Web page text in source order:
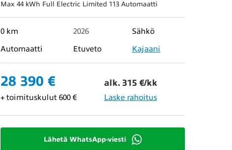
Max 44 kWh Full Electric Limited 113 Automaatti
0 km 2026
Sähkö
Automaatti
Etuveto Kajaani
28 390 € alk. 315 €/kk
+ toimituskulut 600 € Laske rahoitus
Lähetä WhatsApp-viesti